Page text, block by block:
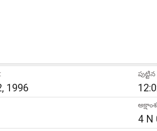
1996
4 N